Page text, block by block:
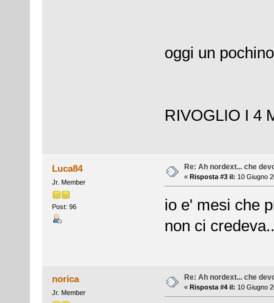
oggi un
RIVOGLIO I 4
Luca84
Jr. Member
Post: 96
Re: Ah nordext... che
« Risposta #3 il: 10 Giugno
io e' mesi che
non ci
norica
Jr. Member
Re: Ah nordext... che
« Risposta #4 il: 10 Giugno